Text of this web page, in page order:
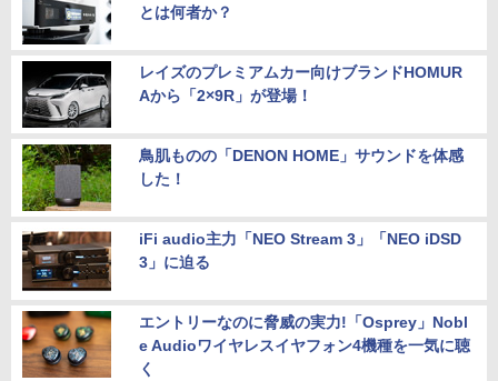
とは何者か？
レイズのプレミアムカー向けブランドHOMUR
Aから「2×9R」が登場！
鳥肌ものの「DENON HOME」サウンドを体感
した！
iFi audio主力「NEO Stream 3」「NEO iDSD
3」に迫る
エントリーなのに脅威の実力!「Osprey」Nobl
e Audioワイヤレスイヤフォン4機種を一気に聴
く